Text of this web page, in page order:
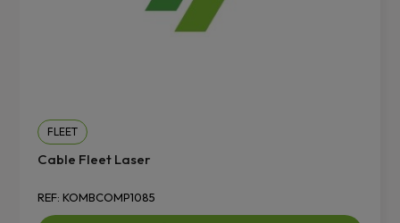
FLEET
Cable Fleet Laser
REF: KOMBCOMP1085